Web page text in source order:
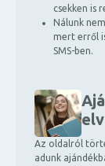
csekken is
Nálunk
mert erről
SMS-ben.
Az oldalról
adunk